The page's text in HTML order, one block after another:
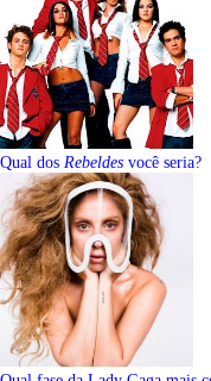
Qual dos Rebeldes você seria?